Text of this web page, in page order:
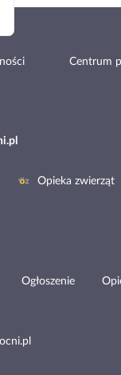
Centrum
Opieka zwierząt
Ogłoszenie